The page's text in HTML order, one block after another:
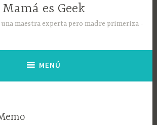
Mamá es Geek
maestra experta pero madre primeriza
MENÚ